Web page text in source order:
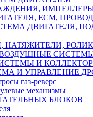
ECM,
ДВИГАТЕЛЯ,
И
И УПРАВЛЕНИЕ
газ-реверс
механизмы
БЛОКОВ